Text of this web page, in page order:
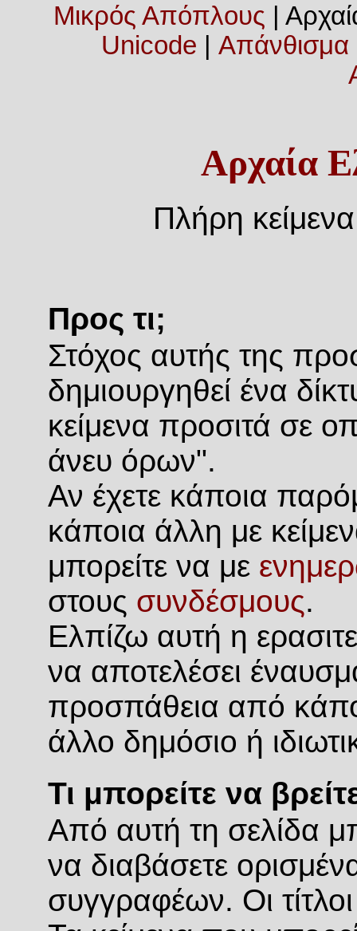
Μικρός Απόπλους |
Unicode
Απάνθισμα
Αρχαία
Πλήρη
Προς τι;
Στόχος αυτής της
δημιουργηθεί ένα
κείμενα προσιτά σε
άνευ όρων".
Αν έχετε κάποια
κάποια άλλη με
μπορείτε να με
στους συνδέσμους.
Ελπίζω αυτή η
να αποτελέσει
προσπάθεια από
άλλο δημόσιο ή
Τι μπορείτε να
Από αυτή τη σελίδα
να διαβάσετε
συγγραφέων. Οι